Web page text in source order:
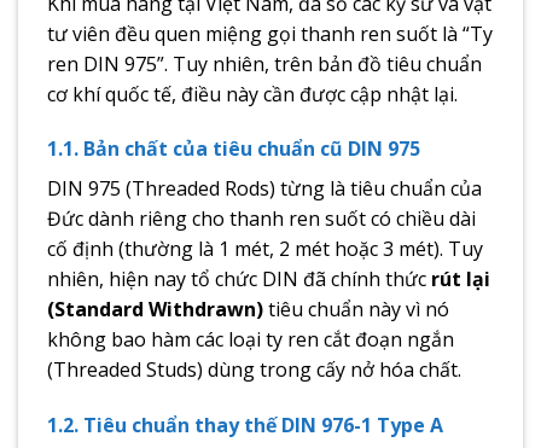
tư viên đều quen miệng gọi thanh ren suốt là “Ty
ren DIN 975”. Tuy nhiên, trên bản đồ tiêu chuẩn
cơ khí quốc tế, điều này cần được cập nhật lại.
1.1. Bản chất của tiêu chuẩn cũ DIN 975
DIN 975 (Threaded Rods) từng là tiêu chuẩn của
Đức dành riêng cho thanh ren suốt có chiều dài
cố định (thường là 1 mét, 2 mét hoặc 3 mét). Tuy
nhiên, hiện nay tổ chức DIN đã chính thức rút lại
(Standard Withdrawn)tiêu chuẩn này vì nó
không bao hàm các loại ty ren cắt đoạn ngắn
(Threaded Studs) dùng trong cấy nở hóa chất.
1.2. Tiêu chuẩn thay thế DIN 976-1 Type A